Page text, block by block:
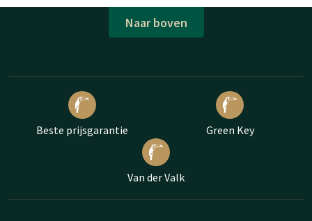
Naar boven
Beste prijsgarantie Green Key
Van der Valk